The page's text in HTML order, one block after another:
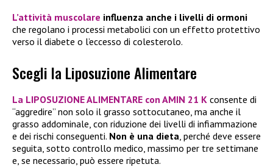
L’attività muscolare influenza anche i livelli di ormoni
che regolano i processi metabolici con un effetto protettivo
verso il diabete o l’eccesso di colesterolo.
Scegli la Liposuzione Alimentare
La LIPOSUZIONE ALIMENTARE con AMIN 21 K consente di
“aggredire” non solo il grasso sottocutaneo, ma anche il
grasso addominale, con riduzione dei livelli di infiammazione
e dei rischi conseguenti. Non è una dieta , perché deve essere
seguita, sotto controllo medico, massimo per tre settimane
e, se necessario, può essere ripetuta.